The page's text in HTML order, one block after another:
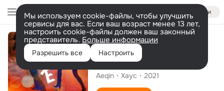
Войти
Мы используем cookie-файлы, чтобы улучшить
сервисы для вас. Если ваш возраст менее 13 лет,
настроить cookie-файлы должен ваш законный
представитель. Больше информации
Разрешить все Настроить
Сингл
Venture
Aeqin Хаус 2021